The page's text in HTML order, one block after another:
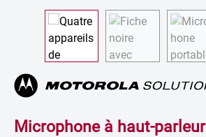
Microphone à haut-parleur